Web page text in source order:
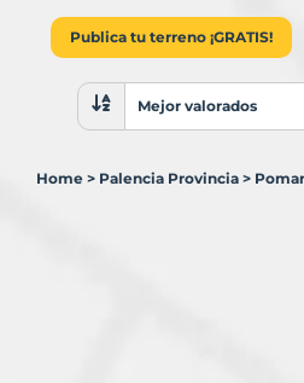
Publica tu terreno ¡GRATIS!
Ordenar resultados
Mejor valorados
Home > Palencia Provincia >